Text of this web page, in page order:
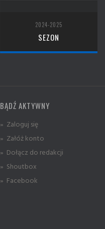
2024-2025
SEZON
BĄDŹ AKTYWNY
» Zaloguj się
» Załóż konto
» Dołącz do redakcji
» Shoutbox
» Facebook